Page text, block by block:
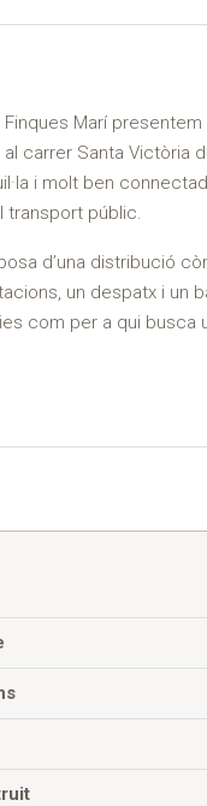
Finques Marí
al carrer Santa Victòria
i molt ben
transport públic.
d’una distribució
un despatx i un
com per a qui busca